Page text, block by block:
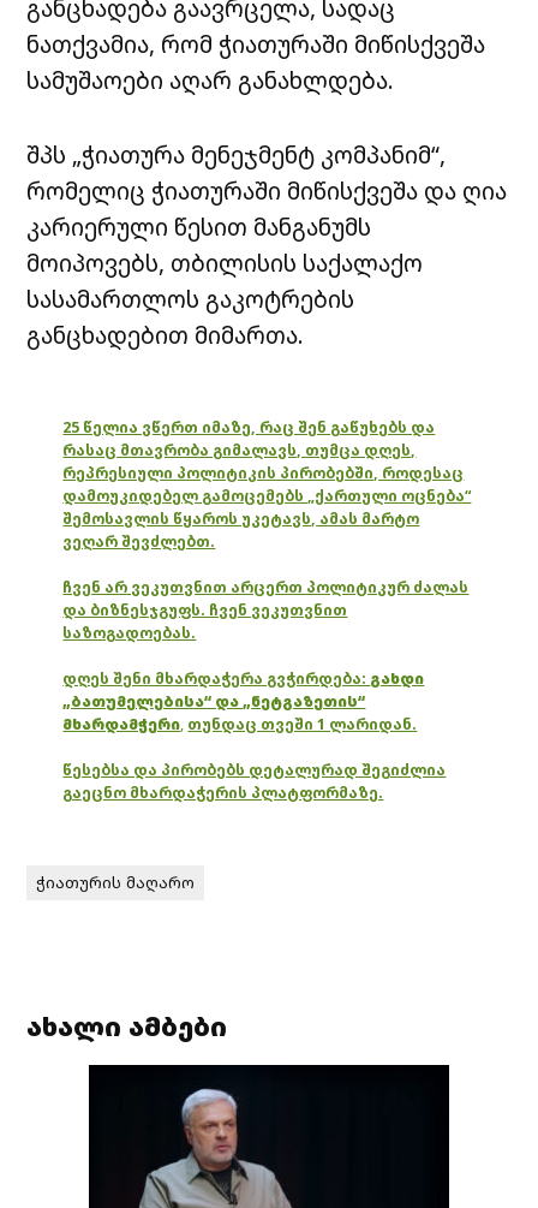
განცხადება გაავრცელა, სადაც
ნათქვამია, რომ ჭიათურაში მიწისქვეშა
სამუშაოები აღარ განახლდება.
შპს „ჭიათურა მენეჯმენტ კომპანიმ“,
რომელიც ჭიათურაში მიწისქვეშა და ღია
კარიერული წესით მანგანუმს
მოიპოვებს, თბილისის საქალაქო
სასამართლოს გაკოტრების
განცხადებით მიმართა.
25 წელია ვწერთ იმაზე, რაც შენ გაწუხებს და
რასაც მთავრობა გიმალავს, თუმცა დღეს,
რეპრესიული პოლიტიკის პირობებში, როდესაც
დამოუკიდებელ გამოცემებს „ქართული ოცნება“
შემოსავლის წყაროს უკეტავს, ამას მარტო
ვეღარ შევძლებთ.
ჩვენ არ ვეკუთვნით არცერთ პოლიტიკურ ძალას
და ბიზნესჯგუფს. ჩვენ ვეკუთვნით
საზოგადოებას.
დღეს შენი მხარდაჭერა გვჭირდება: გახდი
„ბათუმელებისა“ და „ნეტგაზეთის“
მხარდამჭერი, თუნდაც თვეში 1 ლარიდან.
წესებსა და პირობებს დეტალურად შეგიძლია
გაეცნო მხარდაჭერის პლატფორმაზე.
ჭიათურის მაღარო
ახალი ამბები